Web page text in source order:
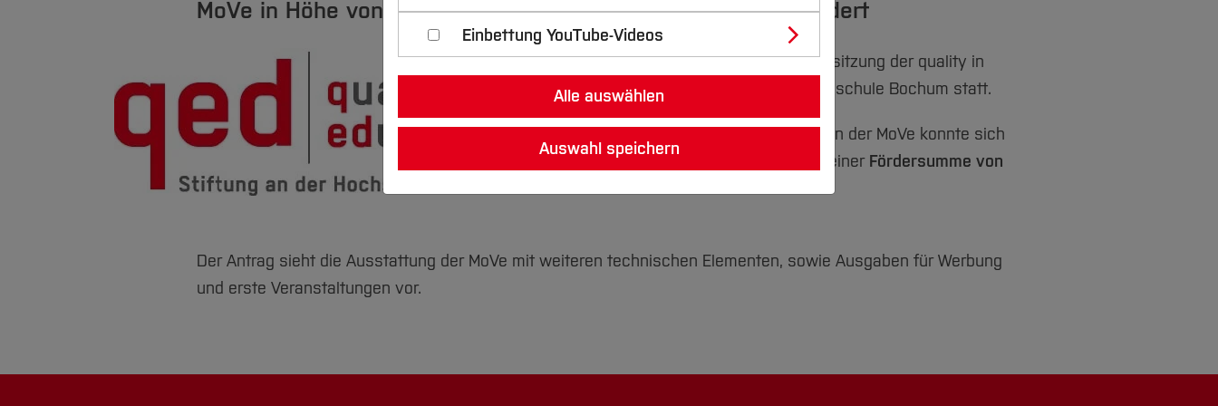
MoVe in Höhe von 1.100 Euro weiter durch qed-Stiftung gefördert
Am26.11.2024fand die Kuratoriumssitzung der quality in
education (qed)-Stiftung an der Hochschule Bochum statt.
Nach einer erfolgreichen Präsentation der MoVe konnte sich
das Team sich über die Bewilligung einer Fördersumme von
Der Antrag sieht die Ausstattung der MoVe mit weiteren technischen Elementen, sowie Ausgaben für Werbung
und erste Veranstaltungen vor.
Einbettung YouTube-Videos
Alle auswählen
Auswahl speichern